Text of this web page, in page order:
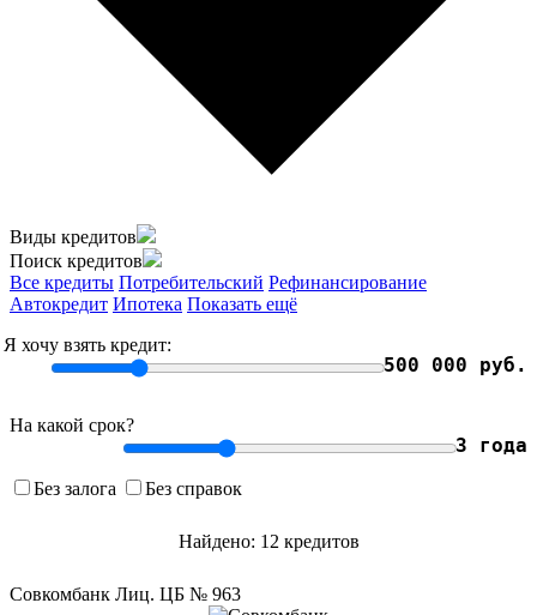
Виды кредитов
Поиск кредитов
Все кредиты Потребительский Рефинансирование
Автокредит Ипотека Показать ещё
Я хочу взять кредит:
500 000 руб.
На какой срок?
3 года
Без залога Без справок
Найдено: 12 кредитов
Совкомбанк Лиц. ЦБ № 963